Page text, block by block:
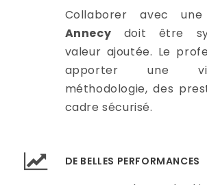
Collaborer avec une
Annecy doit être
valeur ajoutée. Le
apporter une
méthodologie, des
cadre sécurisé.
DE BELLES PERFORMANCES